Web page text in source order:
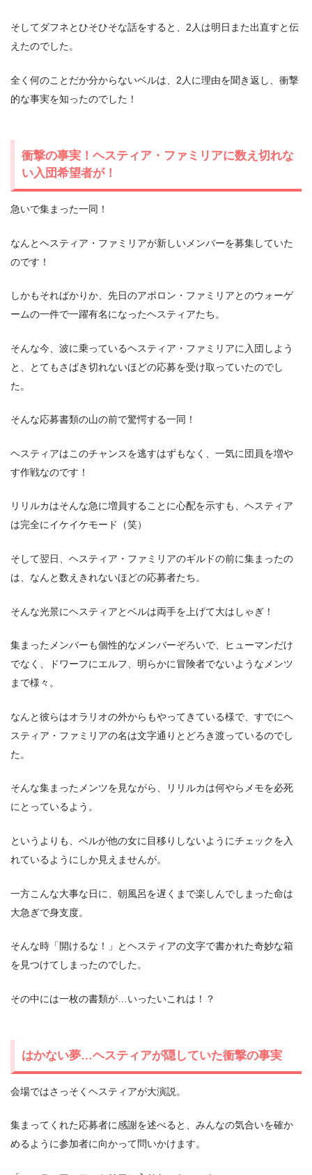
そしてダフネとひそひそな話をすると、2人は明日また出直すと伝
えたのでした。
全く何のことだか分からないベルは、2人に理由を聞き返し、衝撃
的な事実を知ったのでした！
衝撃の事実！ヘスティア・ファミリアに数え切れな
い入団希望者が！
急いで集まった一同！
なんとヘスティア・ファミリアが新しいメンバーを募集していた
のです！
しかもそればかりか、先日のアポロン・ファミリアとのウォーゲ
ームの一件で一躍有名になったヘスティアたち。
そんな今、波に乗っているヘスティア・ファミリアに入団しよう
と、とてもさばき切れないほどの応募を受け取っていたのでし
た。
そんな応募書類の山の前で驚愕する一同！
ヘスティアはこのチャンスを逃すはずもなく、一気に団員を増や
す作戦なのです！
リリルカはそんな急に増員することに心配を示すも、ヘスティア
は完全にイケイケモード（笑）
そして翌日、ヘスティア・ファミリアのギルドの前に集まったの
は、なんと数えきれないほどの応募者たち。
そんな光景にヘスティアとベルは両手を上げて大はしゃぎ！
集まったメンバーも個性的なメンバーぞろいで、ヒューマンだけ
でなく、ドワーフにエルフ、明らかに冒険者でないようなメンツ
まで様々。
なんと彼らはオラリオの外からもやってきている様で、すでにヘ
スティア・ファミリアの名は文字通りとどろき渡っているのでし
た。
そんな集まったメンツを見ながら、リリルカは何やらメモを必死
にとっているよう。
というよりも、ベルが他の女に目移りしないようにチェックを入
れているようにしか見えませんが。
一方こんな大事な日に、朝風呂を遅くまで楽しんでしまった命は
大急ぎで身支度。
そんな時「開けるな！」とヘスティアの文字で書かれた奇妙な箱
を見つけてしまったのでした。
その中には一枚の書類が…いったいこれは！？
はかない夢…ヘスティアが隠していた衝撃の事実
会場ではさっそくヘスティアが大演説。
集まってくれた応募者に感謝を述べると、みんなの気合いを確か
めるように参加者に向かって問いかけます。